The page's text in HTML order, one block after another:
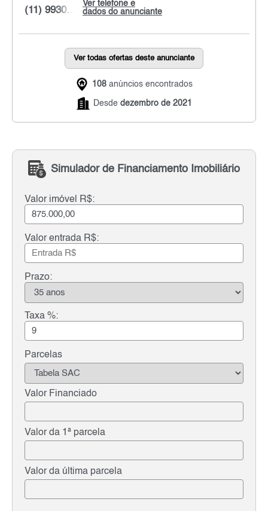
Ver telefone e
dados do anunciante
(11) 9930...
Ver todas ofertas deste anunciante
108 anúncios encontrados
Desde dezembro de 2021
Simulador de Financiamento Imobiliário
Valor imóvel R$:
Valor entrada R$:
Prazo:
Taxa %:
Parcelas
Valor Financiado
Valor da 1ª parcela
Valor da última parcela